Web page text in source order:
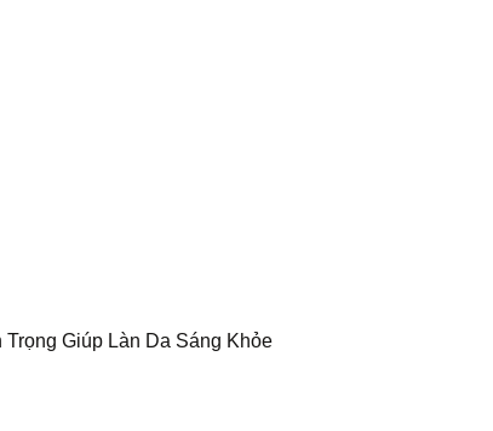
Giúp Làn Da Sáng Khỏe